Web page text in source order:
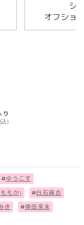
シ
オフショ
り
)
#ゆうこす
もか) #白石麻衣
き #倖田來未